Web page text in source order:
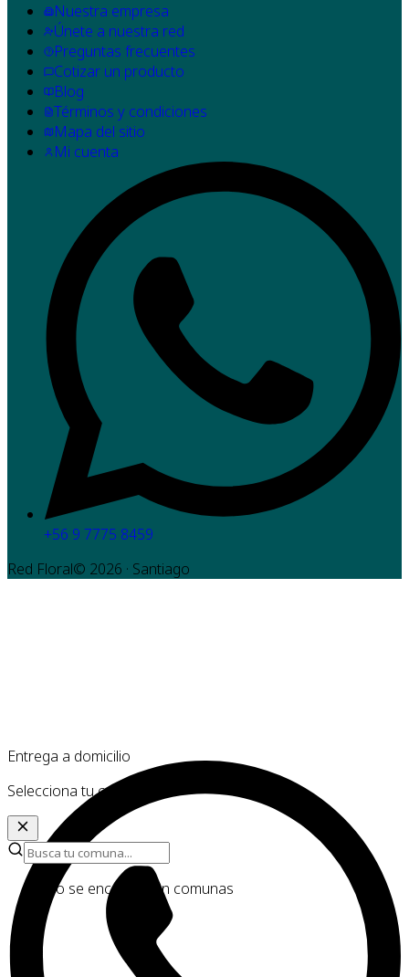
Nuestra empresa
Únete a nuestra red
Preguntas frecuentes
Cotizar un producto
Blog
Términos y condiciones
Mapa del sitio
Mi cuenta
+56 9 7775 8459
Red Floral© 2026 · Santiago
Entrega a domicilio
Selecciona tu comuna
No se encontraron comunas